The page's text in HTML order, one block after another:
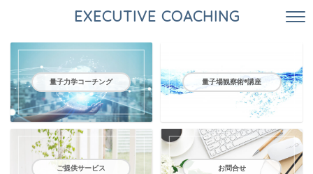
EXECUTIVE COACHING
量子力学コーチング 量子場観察術®️講座
ご提供サービス お問合せ